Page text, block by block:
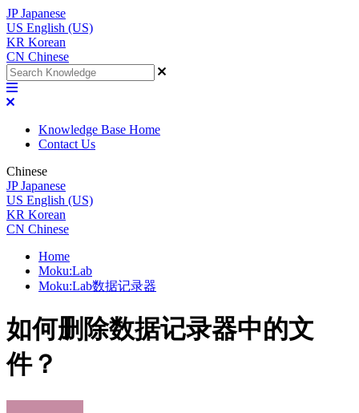
JP Japanese
US English (US)
KR Korean
CN Chinese
Knowledge Base Home
Contact Us
Chinese
JP Japanese
US English (US)
KR Korean
CN Chinese
Home
Moku:Lab
Moku:Lab数据记录器
如何删除数据记录器中的文
件？